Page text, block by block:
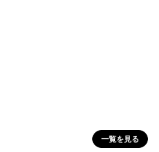
一覧を見る